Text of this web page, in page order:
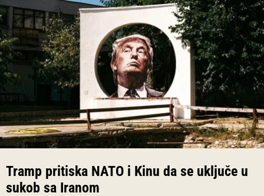
Tramp pritiska NATO i Kinu da se uključe u
sukob sa Iranom